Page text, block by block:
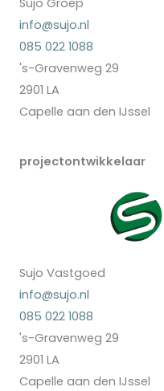
Sujo Groep
info@sujo.nl
085 022 1088
's-Gravenweg 29
2901 LA
Capelle aan den IJssel
projectontwikkelaar
Sujo Vastgoed
info@sujo.nl
085 022 1088
's-Gravenweg 29
2901 LA
Capelle aan den IJssel